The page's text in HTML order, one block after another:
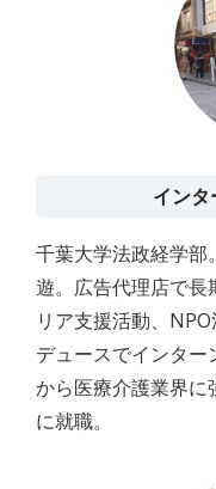
イン
千葉大学法政経学部
遊。広告代理店で長
リア支援活動、
デュースでインタ
から医療介護業界に
に就職。